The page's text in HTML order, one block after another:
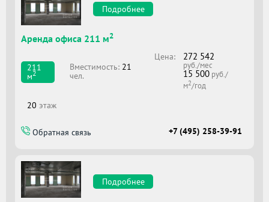
Подробнее
Аренда офиса 211 м2
211
м2
Вместимоcть: 21
чел.
Цена: 272 542
руб./мес
15 500 руб./
м2/год
20 этаж
Обратная связь +7 (495) 258-39-91
Подробнее